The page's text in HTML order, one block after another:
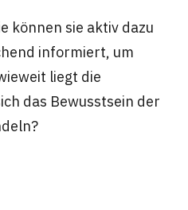
können sie aktiv dazu
informiert, um
liegt die
das Bewusstsein der